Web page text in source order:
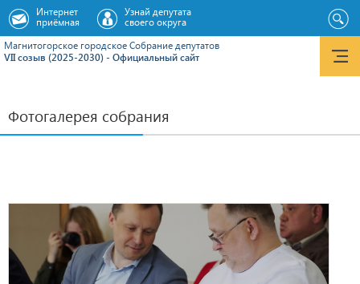
Магнитогорское городское Cобрание депутатов
VII созыв (2025-2030) - Официальный сайт
Интернет
приёмная
Узнай депутата
своего округа
Фотогалерея собрания